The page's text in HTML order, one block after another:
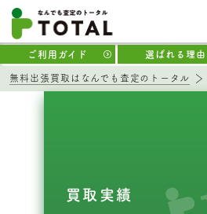
ご利用ガイド 選ばれる理由
無料出張買取はなんでも査定のトータル
買取実績